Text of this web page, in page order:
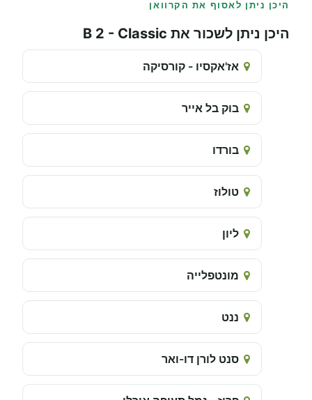
היכן ניתן לאסוף את הקרוואן
היכן ניתן לשכור את B 2 - Classic
אז'אקסיו - קורסיקה
בוק בל אייר
בורדו
טולוז
ליון
מונטפלייה
ננט
סנט לורן דו-ואר